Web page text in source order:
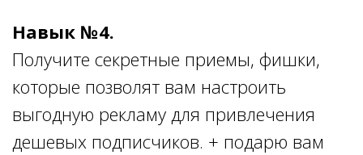
Навык №4.
Получите секретные приемы, фишки,
которые позволят вам настроить
выгодную рекламу для привлечения
дешевых подписчиков. + подарю вам